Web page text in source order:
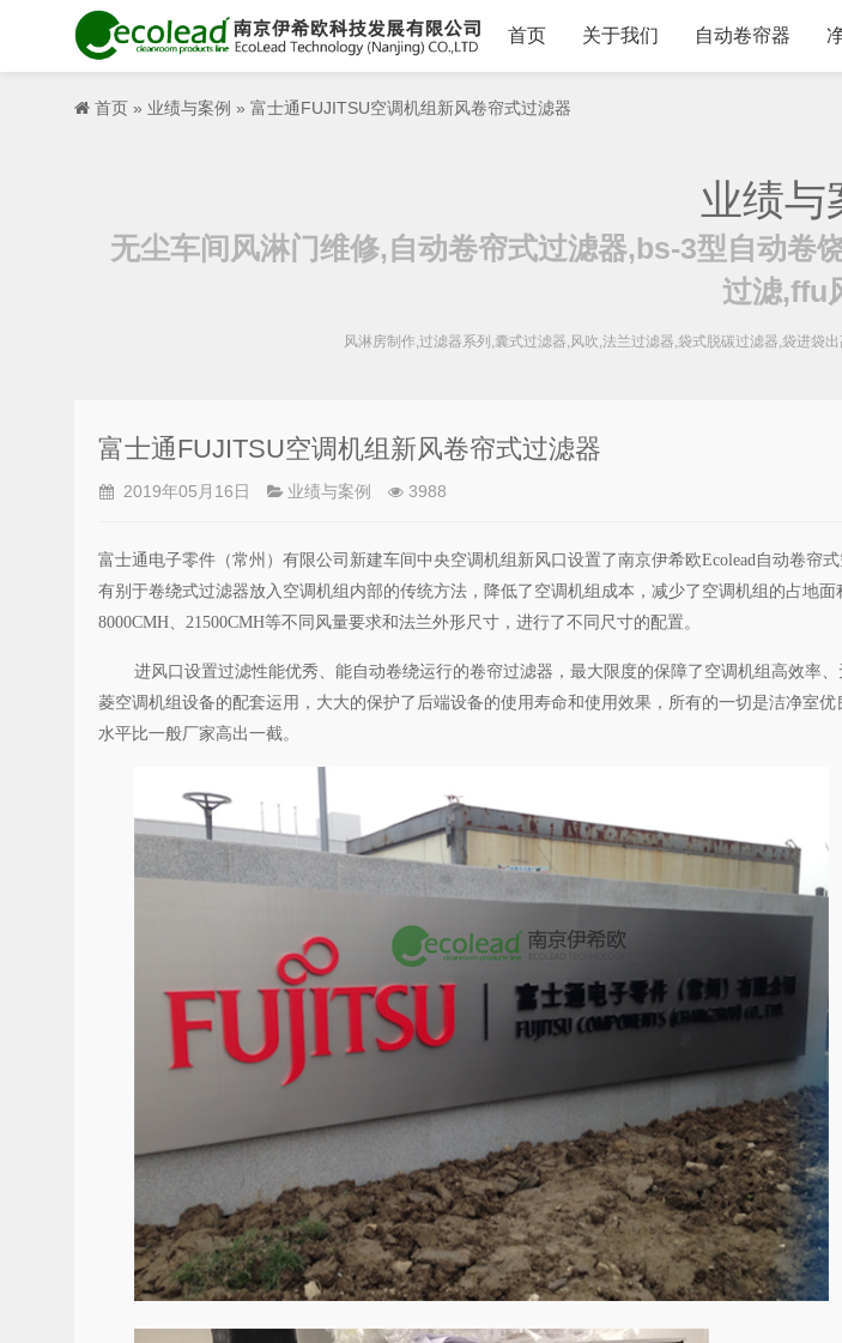
首页 关于我们 自动卷帘器
首页 » 业绩与案例 » 富士通FUJITSU空调机组新风卷帘式过滤器
业绩与
无尘车间风淋门维修,自动卷帘式过滤器,bs-3型自动卷
过滤,ffu
风淋房制作,过滤器系列,囊式过滤器,风吹,法兰过滤器,袋式脱碳过滤器,袋进袋
富士通FUJITSU空调机组新风卷帘式过滤器
2019年05月16日 业绩与案例 3988
富士通电子零件（常州）有限公司新建车间中央空调机组新风口设置了南京伊希欧Ecolead自动卷帘
有别于卷绕式过滤器放入空调机组内部的传统方法，降低了空调机组成本，减少了空调机组的占地
8000CMH、21500CMH等不同风量要求和法兰外形尺寸，进行了不同尺寸的配置。
进风口设置过滤性能优秀、能自动卷绕运行的卷帘过滤器，最大限度的保障了空调机组高效率
菱空调机组设备的配套运用，大大的保护了后端设备的使用寿命和使用效果，所有的一切是洁净室
水平比一般厂家高出一截。